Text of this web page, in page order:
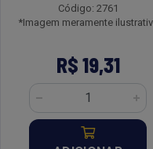
Código: 2761
*Imagem meramente
R$ 19,31